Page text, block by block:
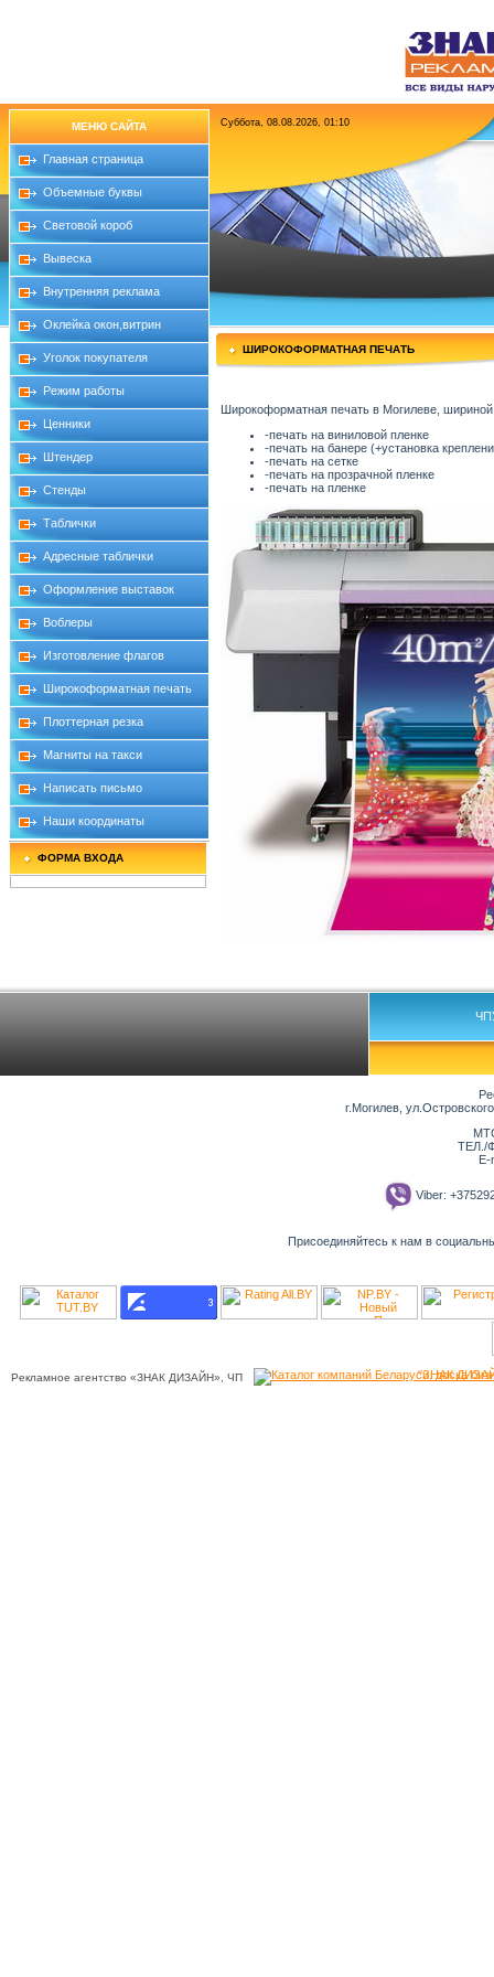
МЕНЮ САЙТА
Главная страница
Объемные буквы
Световой короб
Вывеска
Внутренняя реклама
Оклейка окон,витрин
Уголок покупателя
Режим работы
Ценники
Штендер
Стенды
Таблички
Адресные таблички
Оформление выставок
Воблеры
Изготовление флагов
Широкоформатная печать
Плоттерная резка
Магниты на такси
Написать письмо
Наши координаты
ФОРМА ВХОДА
Суббота, 08.08.2026, 01:10
ШИРОКОФОРМАТНАЯ ПЕЧАТЬ
Широкоформатная печать в Могилеве,
-печать на виниловой пленке
-печать на банере (+установка
-печать на сетке
-печать на прозрачной пленке
-печать на пленке
г.Могилев,
ТЕЛ./
E-
Viber:
Присоединяйтесь к нам в
Рекламное агентство «ЗНАК ДИЗАЙН», ЧП "ЗНАК